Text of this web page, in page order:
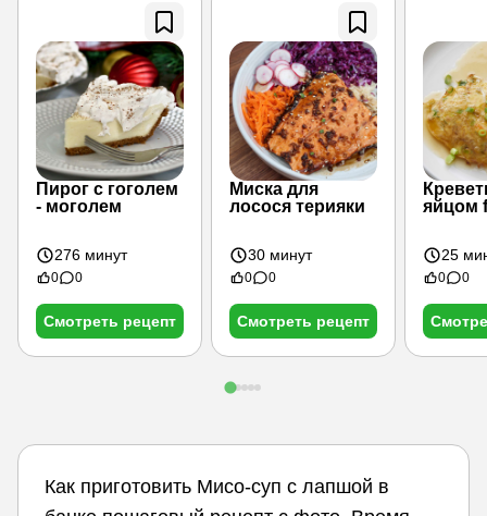
Пирог с гоголем
- моголем
276 минут
0 0
Смотреть рецепт
Миска для
лосося терияки
30 минут
0 0
Смотреть рецепт
яйцом
25
0 0
Как приготовить Мисо-суп с лапшой в